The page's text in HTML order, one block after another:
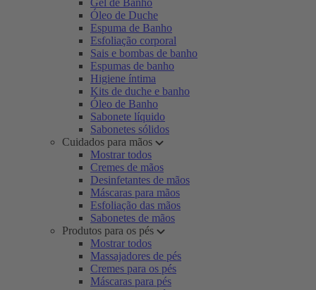
Gel de Banho
Óleo de Duche
Espuma de Banho
Esfoliação corporal
Sais e bombas de banho
Espumas de banho
Higiene íntima
Kits de duche e banho
Óleo de Banho
Sabonete líquido
Sabonetes sólidos
Cuidados para mãos
Mostrar todos
Cremes de mãos
Desinfetantes de mãos
Máscaras para mãos
Esfoliação das mãos
Sabonetes de mãos
Produtos para os pés
Mostrar todos
Massajadores de pés
Cremes para os pés
Máscaras para pés